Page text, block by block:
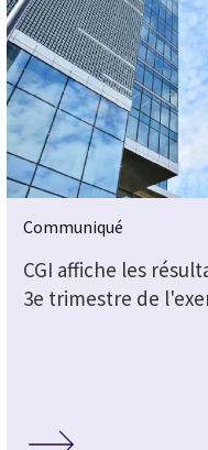
Communiqué
CGI affiche les
3e trimestre de